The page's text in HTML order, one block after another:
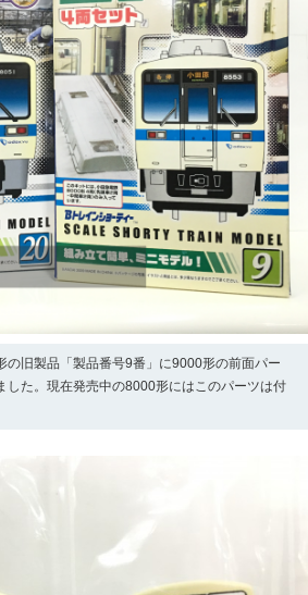
の旧製品「製品番号9番」に9000形の前面パー
した。現在発売中の8000形にはこのパーツは付